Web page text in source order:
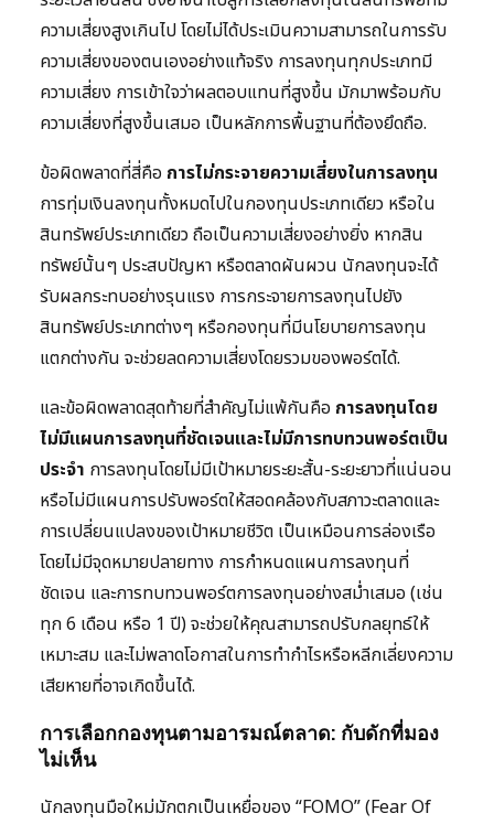
ความเสี่ยงสูงเกินไป โดยไม่ได้ประเมินความสามารถในการรับ
ความเสี่ยงของตนเองอย่างแท้จริง การลงทุนทุกประเภทมี
ความเสี่ยง การเข้าใจว่าผลตอบแทนที่สูงขึ้น มักมาพร้อมกับ
ความเสี่ยงที่สูงขึ้นเสมอ เป็นหลักการพื้นฐานที่ต้องยึดถือ.
ข้อผิดพลาดที่สี่คือ การไม่กระจายความเสี่ยงในการลงทุน
การทุ่มเงินลงทุนทั้งหมดไปในกองทุนประเภทเดียว หรือใน
สินทรัพย์ประเภทเดียว ถือเป็นความเสี่ยงอย่างยิ่ง หากสิน
ทรัพย์นั้นๆ ประสบปัญหา หรือตลาดผันผวน นักลงทุนจะได้
รับผลกระทบอย่างรุนแรง การกระจายการลงทุนไปยัง
สินทรัพย์ประเภทต่างๆ หรือกองทุนที่มีนโยบายการลงทุน
แตกต่างกัน จะช่วยลดความเสี่ยงโดยรวมของพอร์ตได้.
และข้อผิดพลาดสุดท้ายที่สำคัญไม่แพ้กันคือ การลงทุนโดย
ไม่มีแผนการลงทุนที่ชัดเจนและไม่มีการทบทวนพอร์ตเป็น
ประจำ การลงทุนโดยไม่มีเป้าหมายระยะสั้น-ระยะยาวที่แน่นอน
หรือไม่มีแผนการปรับพอร์ตให้สอดคล้องกับสภาวะตลาดและ
การเปลี่ยนแปลงของเป้าหมายชีวิต เป็นเหมือนการล่องเรือ
โดยไม่มีจุดหมายปลายทาง การกำหนดแผนการลงทุนที่
ชัดเจน และการทบทวนพอร์ตการลงทุนอย่างสม่ำเสมอ (เช่น
ทุก 6 เดือน หรือ 1 ปี) จะช่วยให้คุณสามารถปรับกลยุทธ์ให้
เหมาะสม และไม่พลาดโอกาสในการทำกำไรหรือหลีกเลี่ยงความ
เสียหายที่อาจเกิดขึ้นได้.
การเลือกกองทุนตามอารมณ์ตลาด: กับดักที่มอง
ไม่เห็น
นักลงทุนมือใหม่มักตกเป็นเหยื่อของ “FOMO” (Fear Of